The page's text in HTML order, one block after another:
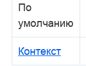
По
умолчанию
Контекст